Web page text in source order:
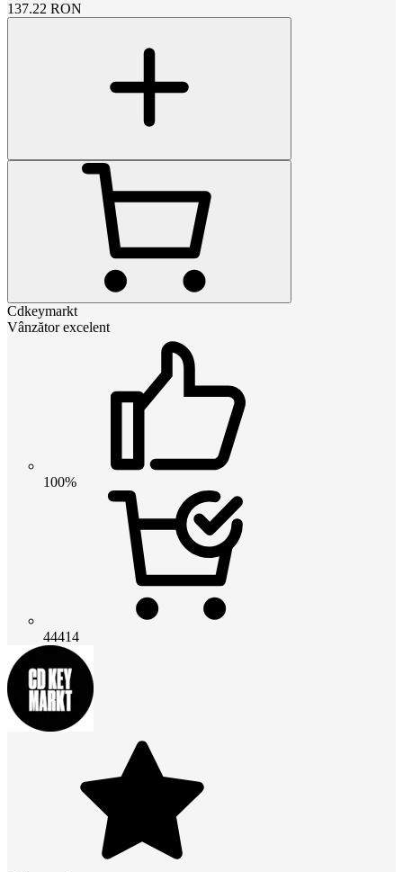
137.22 RON
Cdkeymarkt
Vânzător excelent
100%
44414